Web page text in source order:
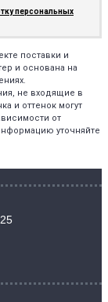
персональных
поставки и
и основана на
не входящие в
и оттенок могут
от
уточняйте